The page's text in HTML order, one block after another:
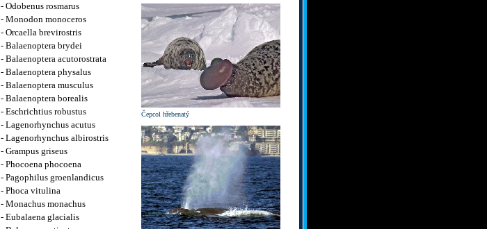
Čepcol hřebenatý
- Odobenus rosmarus
- Monodon monoceros
- Orcaella brevirostris
- Balaenoptera brydei
- Balaenoptera acutorostrata
- Balaenoptera physalus
- Balaenoptera musculus
- Balaenoptera borealis
- Eschrichtius robustus
- Lagenorhynchus acutus
- Lagenorhynchus albirostris
- Grampus griseus
- Phocoena phocoena
- Pagophilus groenlandicus
- Phoca vitulina
- Monachus monachus
- Eubalaena glacialis